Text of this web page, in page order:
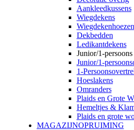
Aankleedkussens
Wiegdekens
Wiegdekenhoezen
Dekbedden
Ledikantdekens
Junior/1-persoons
Junior/1-
1-
Hoeslakens
Omranders
Plaids en Grote
Hemeltjes &
Plaids en grote
MAGAZIJNOPRUIMING